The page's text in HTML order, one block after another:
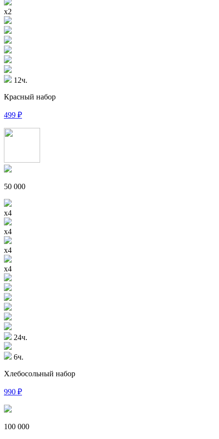
x2
12ч.
Красный набор
499 ₽
50 000
x4
x4
x4
x4
24ч.
6ч.
Хлебосольный набор
990 ₽
100 000